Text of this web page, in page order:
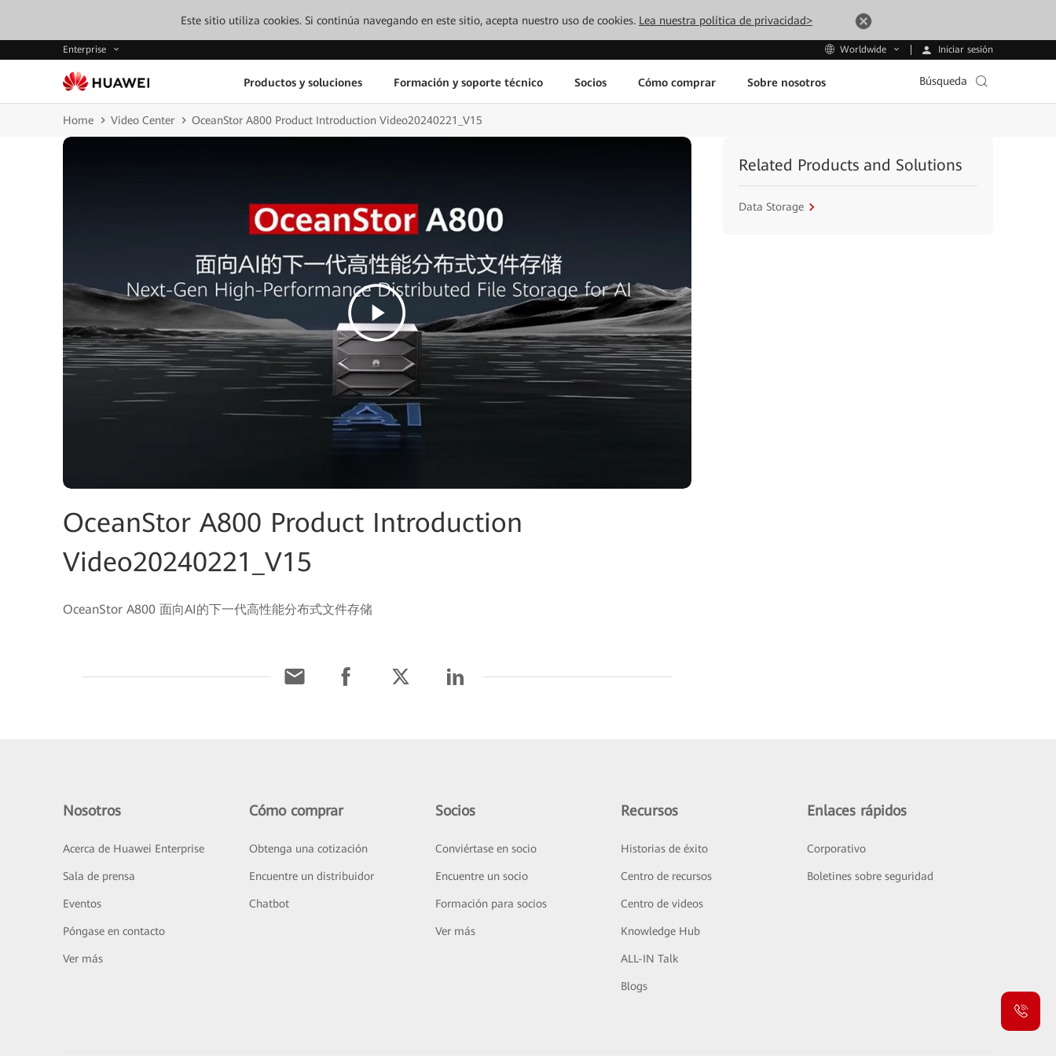
Este sitio utiliza cookies. Si continúa navegando en este sitio, acepta nuestro uso de cookies. Lea nuestra política de privacidad>
Enterprise Worldwide Iniciar sesión
Productos y soluciones Formación y soporte técnico Socios Cómo comprar Sobre nosotros Búsqueda
Home Video Center OceanStor A800 Product Introduction Video20240221_V15
OceanStor A800 Product Introduction
Video20240221_V15
OceanStor A800 面向AI的下一代高性能分布式文件存储
Related Products and Solutions
Data Storage
Nosotros
Acerca de Huawei Enterprise
Sala de prensa
Eventos
Póngase en contacto
Ver más
Cómo comprar
Obtenga una cotización
Encuentre un distribuidor
Chatbot
Socios
Conviértase en socio
Encuentre un socio
Formación para socios
Ver más
Recursos
Historias de éxito
Centro de recursos
Centro de videos
Knowledge Hub
ALL-IN Talk
Blogs
Enlaces rápidos
Corporativo
Boletines sobre seguridad